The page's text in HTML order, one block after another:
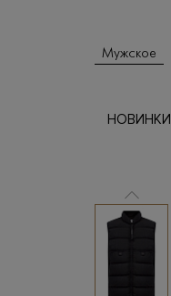
Мужское
НОВИНКИ